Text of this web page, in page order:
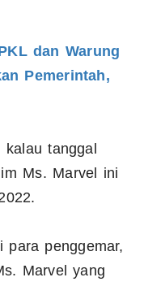
dan Warung
Pemerintah,
tanggal
Ms. Marvel ini
para penggemar,
Marvel yang